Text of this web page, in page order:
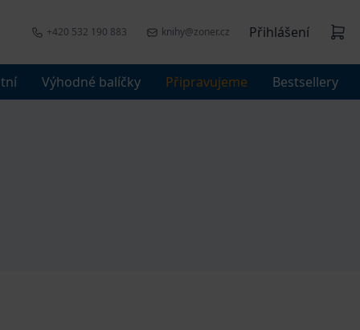
+420 532 190 883 knihy@zoner.cz Přihlášení
Výhodné balíčky Připravujeme Bestsellery